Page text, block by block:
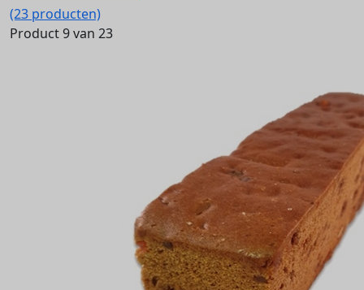
(23 producten)
Product 9 van 23